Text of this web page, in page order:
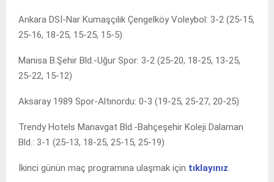
Ankara DSİ-Nar Kumaşçılık Çengelköy Voleybol: 3-2 (25-15,
25-16, 18-25, 15-25, 15-5)
Manisa B.Şehir Bld.-Uğur Spor: 3-2 (25-20, 18-25, 13-25,
25-22, 15-12)
Aksaray 1989 Spor-Altınordu: 0-3 (19-25, 25-27, 20-25)
Trendy Hotels Manavgat Bld.-Bahçeşehir Koleji Dalaman
Bld.: 3-1 (25-13, 18-25, 25-15, 25-19)
İkinci günün maç programına ulaşmak için tıklayınız.